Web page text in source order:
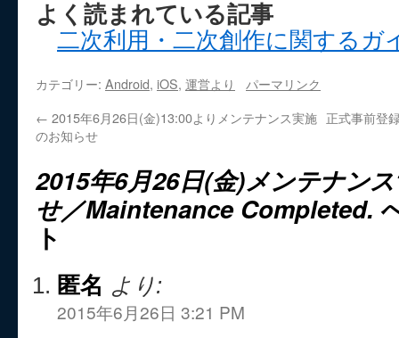
よく読まれている記事
二次利用・二次創作に関するガ
カテゴリー: Android, iOS, 運営より
パーマリンク
← 2015年6月26日(金)13:00よりメンテナンス実施
のお知らせ
正式事前登
2015年6月26日(金)メンテナン
せ／Maintenance Completed.
ト
匿名 より:
2015年6月26日 3:21 PM